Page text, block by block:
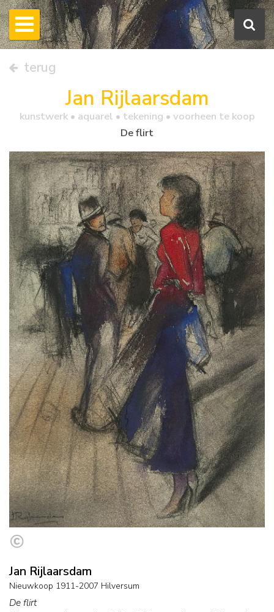
terug
Jan Rijlaarsdam
kunstwerk • aquarel • tekening • voorheen te koop
De flirt
Jan Rijlaarsdam
Nieuwkoop 1911-2007 Hilversum
De flirt